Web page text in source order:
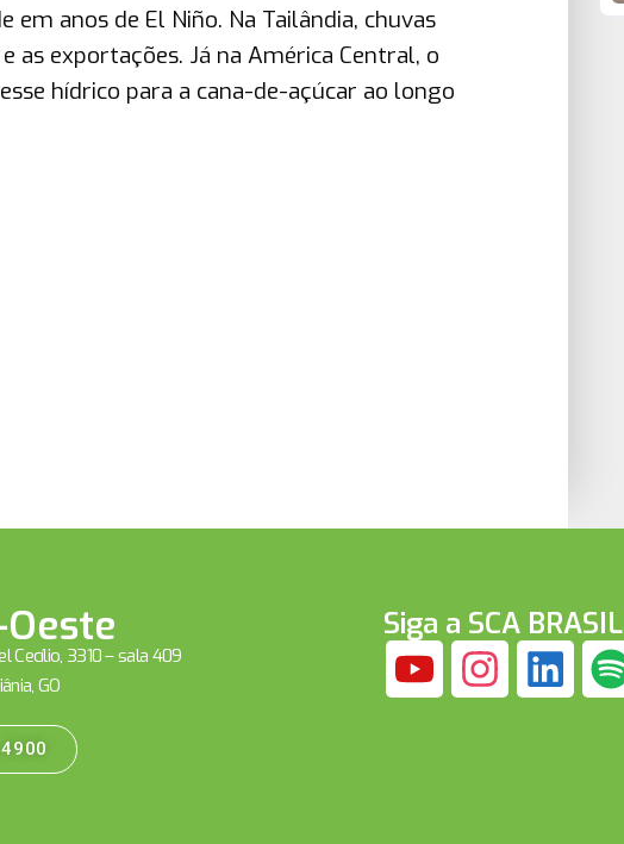
anos de El Niño. Na Tailândia, chuvas
as exportações. Já na América Central, o
hídrico para a cana-de-açúcar ao longo
Cecílio, 3310 – sala 409
GO
Siga a SCA BRASIL